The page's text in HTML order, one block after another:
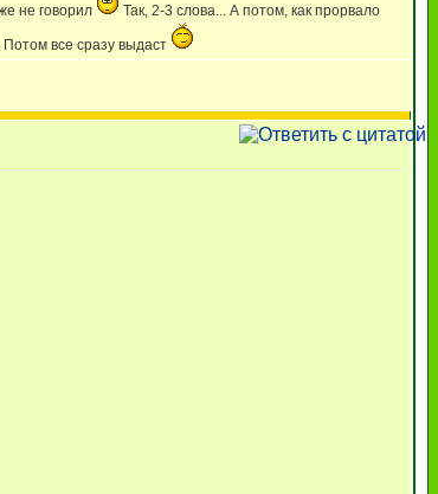
не говорил
Так, 2-3 слова... А потом, как прорвало
Потом все сразу выдаст